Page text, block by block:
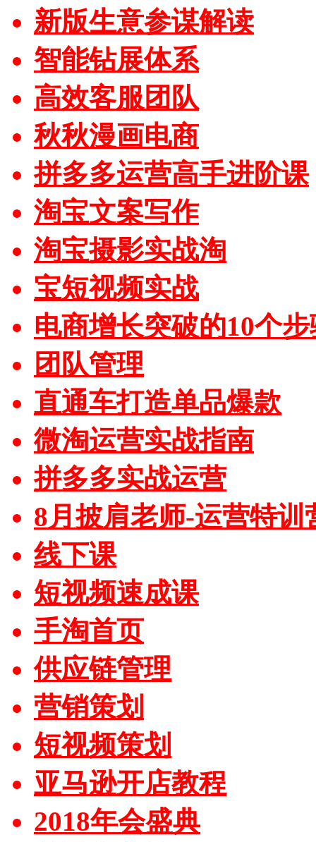
新版生意参谋解读
智能钻展体系
高效客服团队
秋秋漫画电商
拼多多运营高手进阶课
淘宝文案写作
淘宝摄影实战淘
宝短视频实战
电商增长突破的10个
团队管理
直通车打造单品爆款
微淘运营实战指南
拼多多实战运营
8月披肩老师-运营特训
线下课
短视频速成课
手淘首页
供应链管理
营销策划
短视频策划
亚马逊开店教程
2018年会盛典